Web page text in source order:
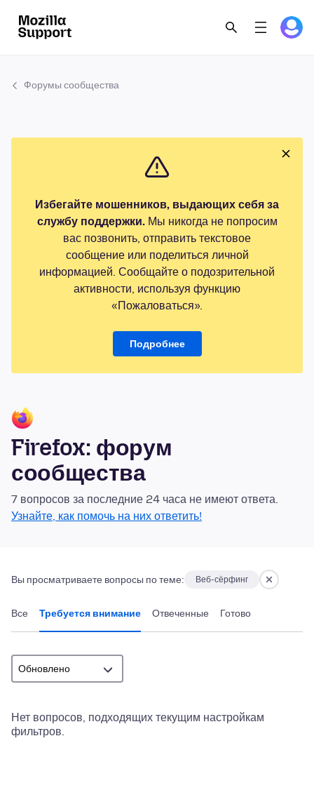
Форумы сообщества
Избегайте мошенников, выдающих себя за
службу поддержки.Мы никогда не попросим
вас позвонить, отправить текстовое
сообщение или поделиться личной
информацией. Сообщайте о подозрительной
активности, используя функцию
«Пожаловаться».
Подробнее
Firefox: форум
сообщества
7 вопросов за последние 24 часа не имеют ответа.
Узнайте, как помочь на них ответить!
Вы просматриваете вопросы по теме: Веб-сёрфинг
Все Требуется внимание Отвеченные Готово
Нет вопросов, подходящих текущим настройкам
фильтров.